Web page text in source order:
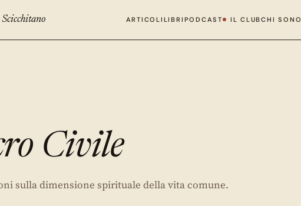
ARTICOLI LIBRI PODCAST IL CLUBCHI SONO
Civile
sulla dimensione spirituale della vita comune.